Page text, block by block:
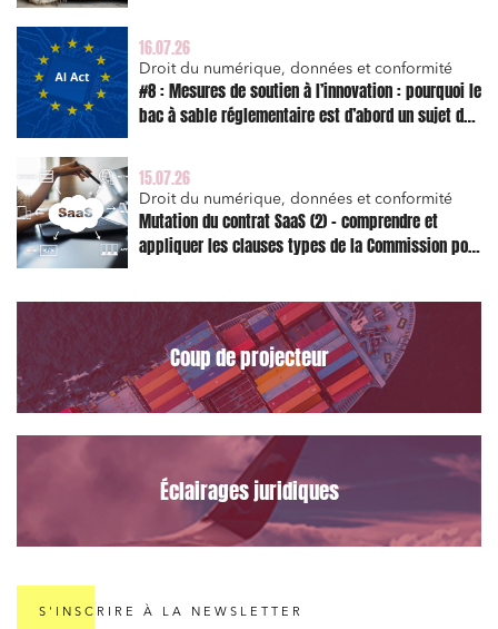
16.07.26
Droit du numérique, données et conformité
#8 : Mesures de soutien à l’innovation : pourquoi le
bac à sable réglementaire est d’abord un sujet de
15.07.26
Droit du numérique, données et conformité
Mutation du contrat SaaS (2) – comprendre et
appliquer les clauses types de la Commission pour
Coup de projecteur
Éclairages juridiques
S'INSCRIRE À LA NEWSLETTER